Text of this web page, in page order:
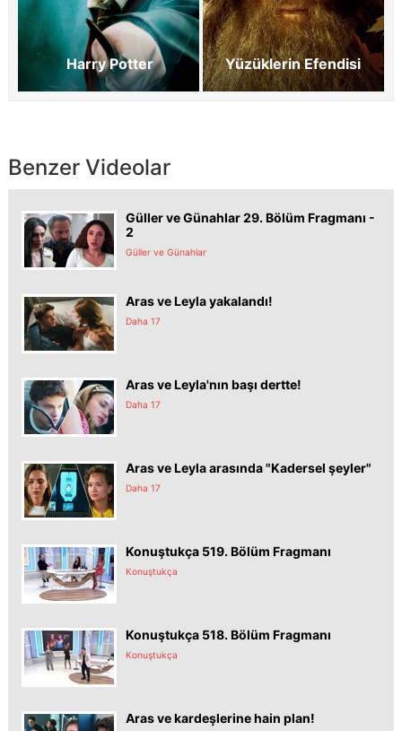
Harry Potter Yüzüklerin Efendisi
Benzer Videolar
Güller ve Günahlar 29. Bölüm Fragmanı -
2
Güller ve Günahlar
Aras ve Leyla yakalandı!
Daha 17
Aras ve Leyla'nın başı dertte!
Daha 17
Aras ve Leyla arasında "Kadersel şeyler"
Daha 17
Konuştukça 519. Bölüm Fragmanı
Konuştukça
Konuştukça 518. Bölüm Fragmanı
Konuştukça
Aras ve kardeşlerine hain plan!